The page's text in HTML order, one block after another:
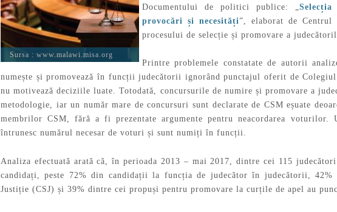
Sursa : www.malawi.misa.org
Documentului de politici publice: „
provocări și necesități”, elaborat de Centrul
procesului de selecție și promovare a
Printre problemele constatate de autorii
numește și promovează în funcții judecătorii ignorând punctajul oferit de
nu motivează deciziile luate. Totodată, concursurile de numire și promovare a
metodologie, iar un număr mare de concursuri sunt declarate de CSM eșuate
membrilor CSM, fără a fi prezentate argumente pentru neacordarea
întrunesc numărul necesar de voturi și sunt numiți în funcții.
Analiza efectuată arată că, în perioada 2013 – mai 2017, dintre cei 115
candidați, peste 72% din candidații la funcția de judecător în judecătorii,
Justiție (CSJ) și 39% dintre cei propuși pentru promovare la curțile de apel au